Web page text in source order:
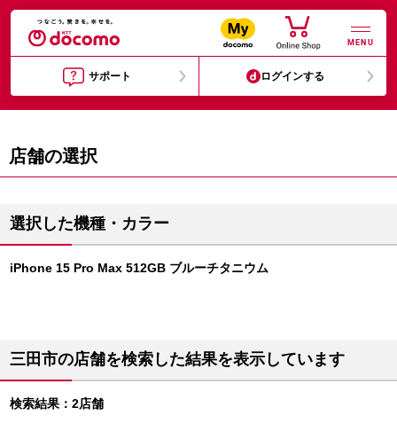
MENU
サポート ログインする
店舗の選択
選択した機種・カラー
iPhone 15 Pro Max 512GB ブルーチタニウム
三田市の店舗を検索した結果を表示しています
検索結果：2店舗